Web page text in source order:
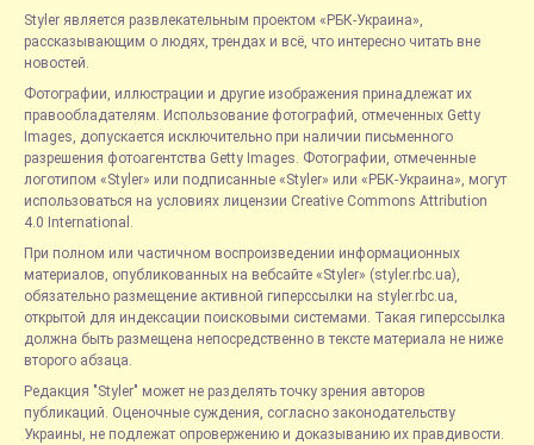
Styler является развлекательным проектом «РБК-Украина»,
рассказывающим о людях, трендах и всё, что интересно читать вне
новостей.
Фотографии, иллюстрации и другие изображения принадлежат их
правообладателям. Использование фотографий, отмеченных Getty
Images, допускается исключительно при наличии письменного
разрешения фотоагентства Getty Images. Фотографии, отмеченные
логотипом «Styler» или подписанные «Styler» или «РБК-Украина», могут
использоваться на условиях лицензии Creative Commons Attribution
4.0 International.
При полном или частичном воспроизведении информационных
материалов, опубликованных на вебсайте «Styler» (styler.rbc.ua),
обязательно размещение активной гиперссылки на styler.rbc.ua,
открытой для индексации поисковыми системами. Такая гиперссылка
должна быть размещена непосредственно в тексте материала не ниже
второго абзаца.
Редакция "Styler" может не разделять точку зрения авторов
публикаций. Оценочные суждения, согласно законодательству
Украины, не подлежат опровержению и доказыванию их правдивости.